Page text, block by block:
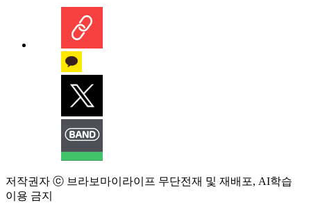
저작권자 ⓒ 브라보마이라이프 무단전재 및 재배포, AI학습
이용 금지